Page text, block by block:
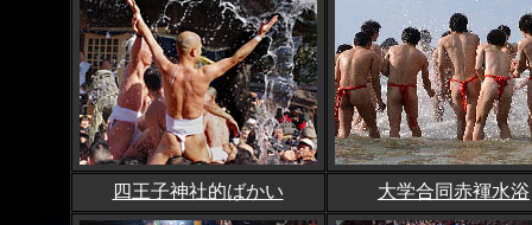
四王子神社的ばかい 大学合同赤褌水浴